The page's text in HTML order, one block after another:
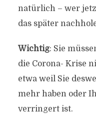
natürlich – wer
das später
Wichtig: Sie
die Corona- Krise
etwa weil Sie
mehr haben oder
verringert ist.